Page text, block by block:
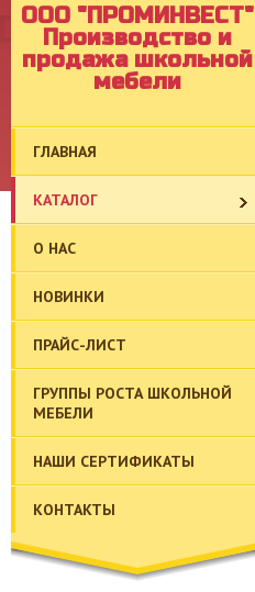
OOO "ПРОМИНВЕСТ"
Производство и
продажа школьной
мебели
ГЛАВНАЯ
КАТАЛОГ
О НАС
НОВИНКИ
ПРАЙС-ЛИСТ
ГРУППЫ РОСТА ШКОЛЬНОЙ
МЕБЕЛИ
НАШИ СЕРТИФИКАТЫ
КОНТАКТЫ